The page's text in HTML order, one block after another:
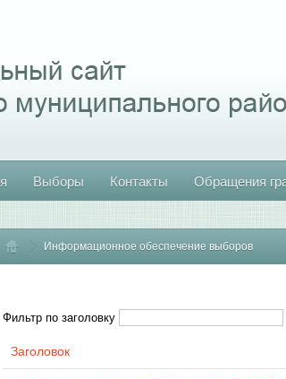
Выборы Контакты Обращения
Главная
Информационное обеспечение выборов
Фильтр по заголовку
Заголовок